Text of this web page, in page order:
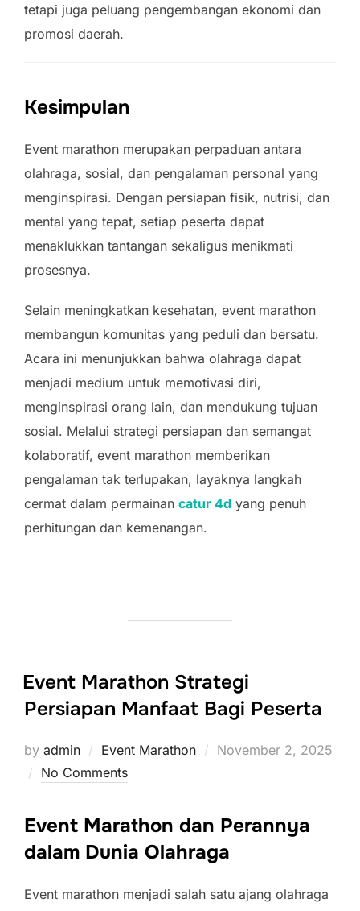
tetapi juga peluang pengembangan ekonomi dan
promosi daerah.
Kesimpulan
Event marathon merupakan perpaduan antara
olahraga, sosial, dan pengalaman personal yang
menginspirasi. Dengan persiapan fisik, nutrisi, dan
mental yang tepat, setiap peserta dapat
menaklukkan tantangan sekaligus menikmati
prosesnya.
Selain meningkatkan kesehatan, event marathon
membangun komunitas yang peduli dan bersatu.
Acara ini menunjukkan bahwa olahraga dapat
menjadi medium untuk memotivasi diri,
menginspirasi orang lain, dan mendukung tujuan
sosial. Melalui strategi persiapan dan semangat
kolaboratif, event marathon memberikan
pengalaman tak terlupakan, layaknya langkah
cermat dalam permainan catur 4d yang penuh
perhitungan dan kemenangan.
Event Marathon Strategi
Persiapan Manfaat Bagi Peserta
by admin Event Marathon
Posted
November 2, 2025
No Comments
Event Marathon dan Perannya
dalam Dunia Olahraga
Event marathon menjadi salah satu ajang olahraga